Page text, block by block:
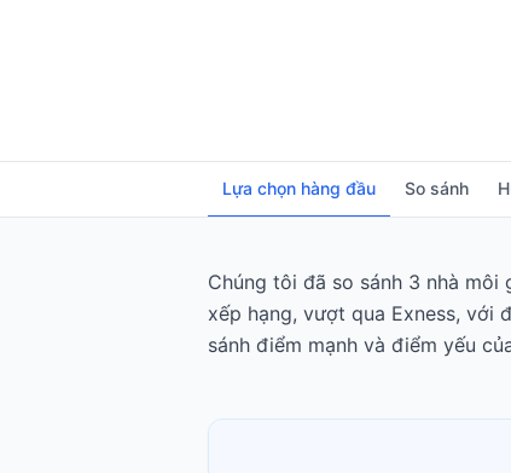
Lựa chọn hàng đầu So sánh
Chúng tôi đã so sánh 3 nhà
xếp hạng, vượt qua Exness, với
sánh điểm mạnh và điểm yếu